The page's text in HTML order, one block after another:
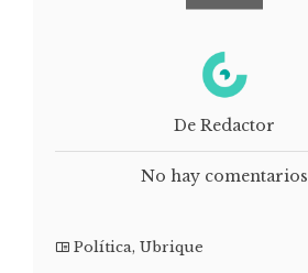
De Redactor
No hay comentarios
Política, Ubrique